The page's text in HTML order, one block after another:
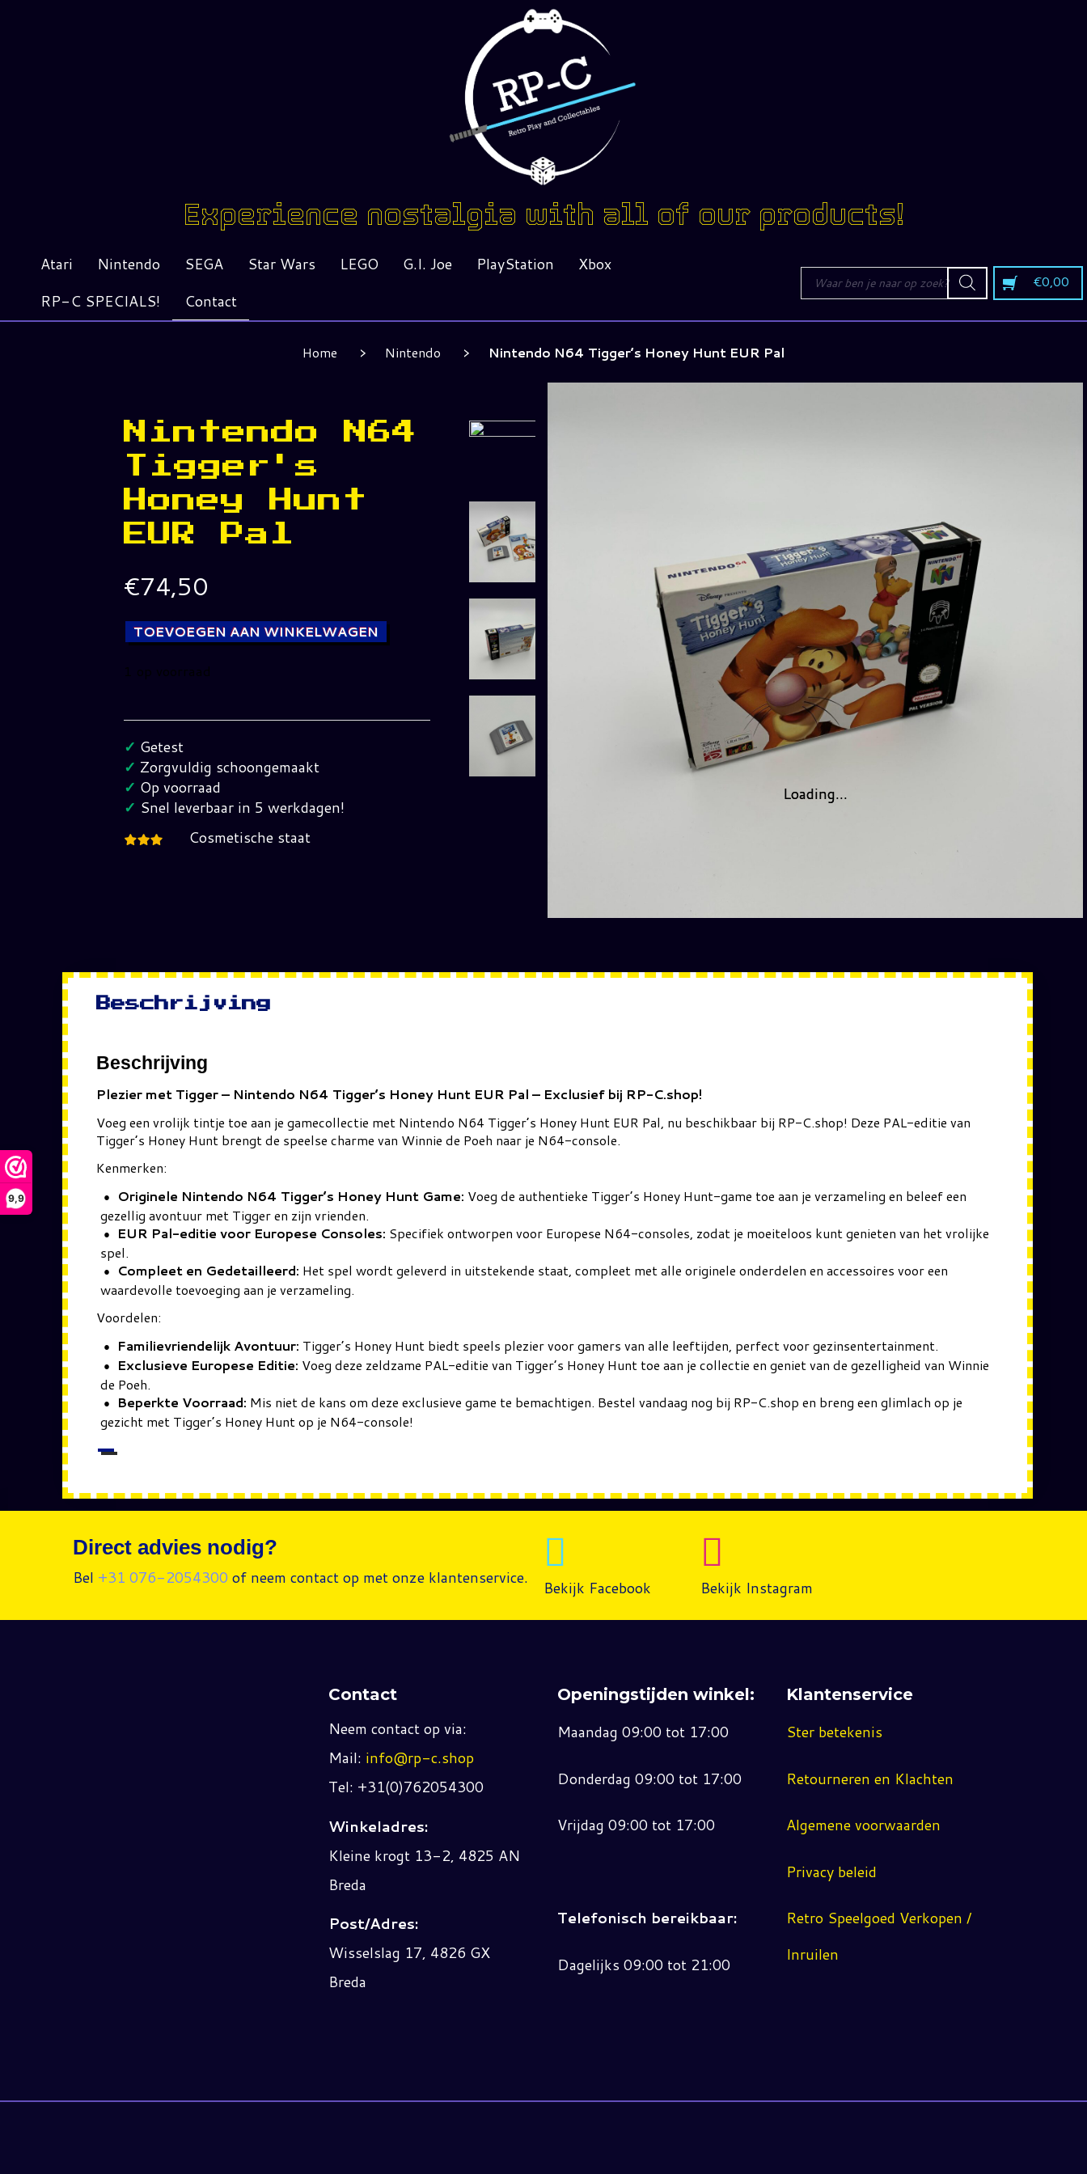
9,9
Experience nostalgia with all of our products!
Atari Nintendo SEGA Star Wars LEGO G.I. Joe PlayStation
Xbox
RP-C SPECIALS!
Contact
Producten
zoeken €0,00
Home Nintendo Nintendo N64 Tigger’s Honey Hunt EUR Pal
Nintendo N64
Tigger's
Honey Hunt
EUR Pal
€74,50
TOEVOEGEN AAN WINKELWAGEN
1 op voorraad
N64
Tigger's
Honey
Hunt
EUR
hoeveelheid
✓ Getest
✓ Zorgvuldig schoongemaakt
✓ Op voorraad
✓ Snel leverbaar in 5 werkdagen!
Cosmetische staat
Loading...
Loading...
Beschrijving
Beschrijving
Plezier met Tigger – Nintendo N64 Tigger’s Honey Hunt EUR Pal – Exclusief bij RP-C.shop!
Voeg een vrolijk tintje toe aan je gamecollectie met Nintendo N64 Tigger’s Honey Hunt EUR Pal, nu beschikbaar bij RP-C.shop! Deze PAL-editie van
Tigger’s Honey Hunt brengt de speelse charme van Winnie de Poeh naar je N64-console.
Kenmerken:
Originele Nintendo N64 Tigger’s Honey Hunt Game: Voeg de authentieke Tigger’s Honey Hunt-game toe aan je verzameling en beleef een
gezellig avontuur met Tigger en zijn vrienden.
EUR Pal-editie voor Europese Consoles: Specifiek ontworpen voor Europese N64-consoles, zodat je moeiteloos kunt genieten van het vrolijke
spel.
Compleet en Gedetailleerd: Het spel wordt geleverd in uitstekende staat, compleet met alle originele onderdelen en accessoires voor een
waardevolle toevoeging aan je verzameling.
Voordelen:
Familievriendelijk Avontuur: Tigger’s Honey Hunt biedt speels plezier voor gamers van alle leeftijden, perfect voor gezinsentertainment.
Exclusieve Europese Editie: Voeg deze zeldzame PAL-editie van Tigger’s Honey Hunt toe aan je collectie en geniet van de gezelligheid van Winnie
de Poeh.
Beperkte Voorraad: Mis niet de kans om deze exclusieve game te bemachtigen. Bestel vandaag nog bij RP-C.shop en breng een glimlach op je
gezicht met Tigger’s Honey Hunt op je N64-console!
Direct advies nodig?
Bel +31 076-2054300 of neem contact op met onze klantenservice. Bekijk Facebook Bekijk Instagram
Contact
Neem contact op via:
Mail: info@rp-c.shop
Tel: +31(0)762054300
Winkeladres:
Kleine krogt 13-2, 4825 AN
Breda
Post/Adres:
Wisselslag 17, 4826 GX
Breda
Openingstijden winkel:
Maandag 09:00 tot 17:00
Donderdag 09:00 tot 17:00
Vrijdag 09:00 tot 17:00
Telefonisch bereikbaar:
Dagelijks 09:00 tot 21:00
Klantenservice
Ster betekenis
Retourneren en Klachten
Algemene voorwaarden
Privacy beleid
Retro Speelgoed Verkopen /
Inruilen